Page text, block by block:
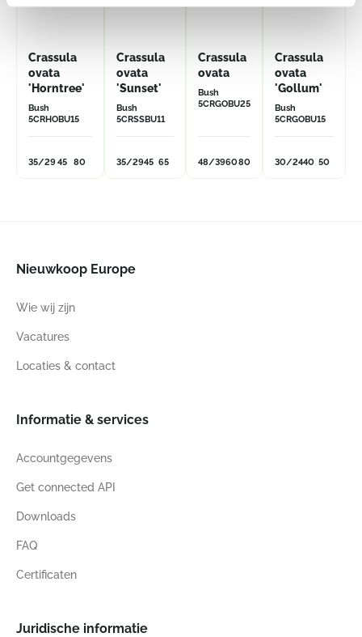
Crassula
ovata
'Horntree'
Bush
5CRHOBU15
35/29 45 80
Crassula
ovata
'Sunset'
Bush
5CRSSBU11
35/2945 65
Crassula
ovata
Bush
5CRGOBU25
48/396080
Crassula
ovata
'Gollum'
Bush
5CRGOBU15
30/2440 50
Nieuwkoop Europe
Wie wij zijn
Vacatures
Locaties & contact
Informatie & services
Accountgegevens
Get connected API
Downloads
FAQ
Certificaten
Juridische informatie